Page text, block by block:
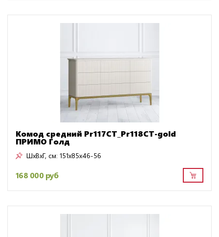
Комод средний Pr117CT_Pr118CT-gold
ПРИМО Голд
ШxВxГ, см: 151x85x46-56
168 000 руб